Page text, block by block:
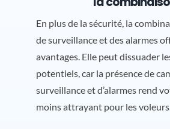
En plus de la sécurité, la
de surveillance et des alarmes
avantages. Elle peut dissuader
potentiels, car la présence de
surveillance et d’alarmes rend
moins attrayant pour les